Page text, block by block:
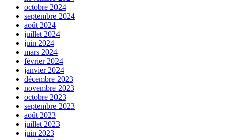
octobre 2024
septembre 2024
août 2024
juillet 2024
juin 2024
mars 2024
février 2024
janvier 2024
décembre 2023
novembre 2023
octobre 2023
septembre 2023
août 2023
juillet 2023
juin 2023